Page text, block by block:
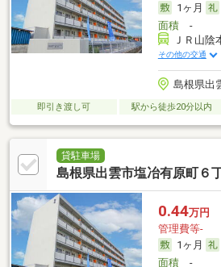
1ヶ月
面積-
ＪＲ山陰
その他の交通
島根県出
即引き渡し可 駅から徒歩20分以内
貸駐車場
島根県出雲市塩冶有原町６
0.44万円
管理費等-
1ヶ月
面積-